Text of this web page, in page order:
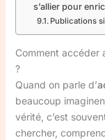
s’allier pour
Publications
Comment accéder
?
Quand on parle d’
beaucoup
vérité, c’est
chercher,